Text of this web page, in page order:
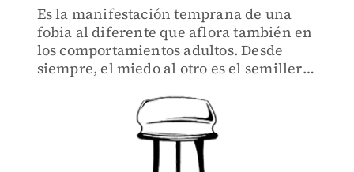
Es la manifestación temprana de una
fobia al diferente que aflora también en
los comportamientos adultos. Desde
siempre, el miedo al otro es el semillero
las persecuciones.